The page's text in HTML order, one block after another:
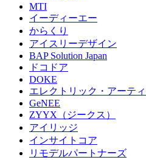
MTI
イーディーエー
からくり
アイスリーデザイン
BAP Solution Japan
ドコドア
DOKE
エレクトリック・アーテ
GeNEE
ZYYX（ジークス）
アイリッジ
インサイトコア
リモデルパートナーズ